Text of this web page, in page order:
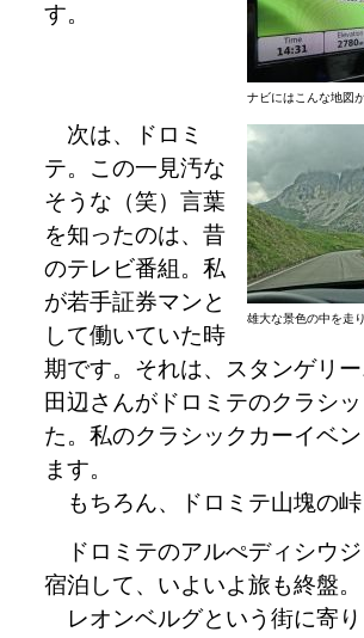
ナビにはこんな地図
す。
雄大な景色の中を走
次は、ドロミ
テ。この一見汚な
そうな（笑）言葉
を知ったのは、昔
のテレビ番組。私
が若手証券マンと
して働いていた時
期です。それは、スタンゲリ
田辺さんがドロミテのクラシ
た。私のクラシックカーイベ
ます。
もちろん、ドロミテ山塊の
ドロミテのアルぺディシウ
宿泊して、いよいよ旅も終盤。
レオンベルグという街に寄